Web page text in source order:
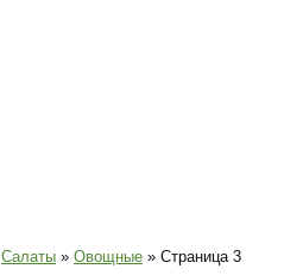
Салаты » Овощные » Страница 3